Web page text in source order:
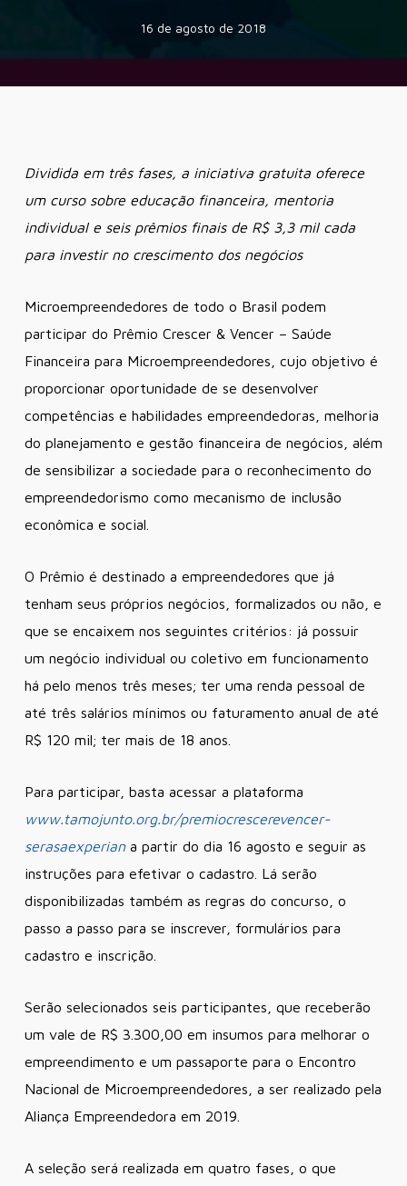
16 de agosto de 2018
Dividida em três fases, a iniciativa gratuita oferece
um curso sobre educação financeira, mentoria
individual e seis prêmios finais de R$ 3,3 mil cada
para investir no crescimento dos negócios
Microempreendedores de todo o Brasil podem
participar do Prêmio Crescer & Vencer – Saúde
Financeira para Microempreendedores, cujo objetivo é
proporcionar oportunidade de se desenvolver
competências e habilidades empreendedoras, melhoria
do planejamento e gestão financeira de negócios, além
de sensibilizar a sociedade para o reconhecimento do
empreendedorismo como mecanismo de inclusão
econômica e social.
O Prêmio é destinado a empreendedores que já
tenham seus próprios negócios, formalizados ou não, e
que se encaixem nos seguintes critérios: já possuir
um negócio individual ou coletivo em funcionamento
há pelo menos três meses; ter uma renda pessoal de
até três salários mínimos ou faturamento anual de até
R$ 120 mil; ter mais de 18 anos.
Para participar, basta acessar a plataforma
www.tamojunto.org.br/premiocrescerevencer-
serasaexperiana partir do dia 16 agosto e seguir as
instruções para efetivar o cadastro. Lá serão
disponibilizadas também as regras do concurso, o
passo a passo para se inscrever, formulários para
cadastro e inscrição.
Serão selecionados seis participantes, que receberão
um vale de R$ 3.300,00 em insumos para melhorar o
empreendimento e um passaporte para o Encontro
Nacional de Microempreendedores, a ser realizado pela
Aliança Empreendedora em 2019.
A seleção será realizada em quatro fases, o que